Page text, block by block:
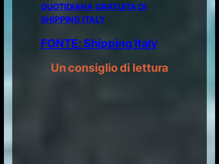
QUOTIDIANA GRATUITA DI
SHIPPING ITALY
FONTE: Shipping Italy
Un consiglio di lettura